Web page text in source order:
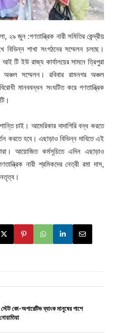
২৯ জুন :গণতান্ত্রিক নারী সমিতির কেন্দ্রীয়
বিভিন্ন শাখা সংগঠনের সম্মেলন চলছে।
টি ইউ রাজ্য কার্যালয়ের সামনে ত্রিপুরা
সম্মেলন। রবিবার রামনগর অঞ্চল
মানববন্ধন সংঘটিত করে গণতান্ত্রিক
চাই। আমেরিকার দাদাগিরি বন্ধ করতে
করতে হবে। এছাড়াও বিভিন্ন দাবিতে এই
আয়োজিত কর্মসূচিতে এদিন এছাড়াও
নারী শ্রমিকদের নেত্রী রমা দাস,
স্টেট কো-অপারেটিভ ব্যাংক মানুষের পাশে